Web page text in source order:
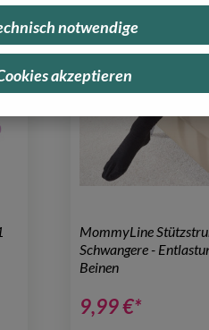
MommyLine
Schwangere -
Beinen
9,99 €*
akzeptieren
notwendige